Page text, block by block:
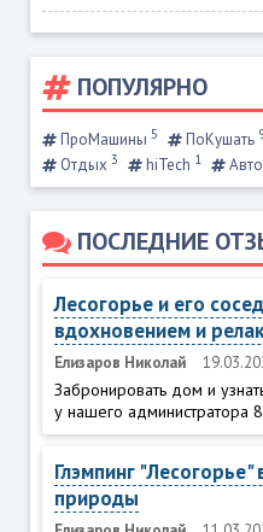
ПОПУЛЯРНО
ПроМашины 5 ПоКушать
Отдых 3 hiTech 1 Авто
ПОСЛЕДНИЕ
Лесогорье и его
вдохновением и
Елизаров Николай
Забронировать дом и
у нашего
Глэмпинг
природы